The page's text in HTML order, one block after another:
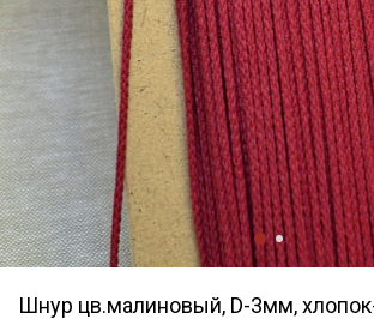
Шнур цв.малиновый, D-3мм,